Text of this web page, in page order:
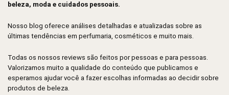
beleza, moda e cuidados pessoais.
Nosso blog oferece análises detalhadas e atualizadas sobre as
últimas tendências em perfumaria, cosméticos e muito mais.
Todas os nossos reviews são feitos por pessoas e para pessoas.
Valorizamos muito a qualidade do conteúdo que publicamos e
esperamos ajudar você a fazer escolhas informadas ao decidir sobre
produtos de beleza.